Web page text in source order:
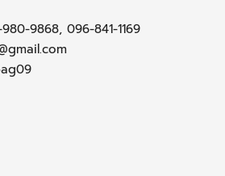
9868, 096-841-1169